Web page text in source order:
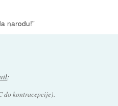
narodu!"
:
do kontracepcije).